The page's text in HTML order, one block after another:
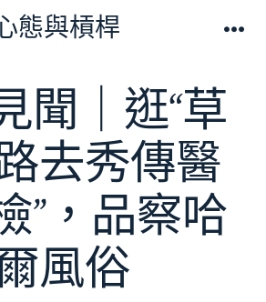
態與槓桿
聞｜逛“草
去秀傳醫
”，品察哈
風俗